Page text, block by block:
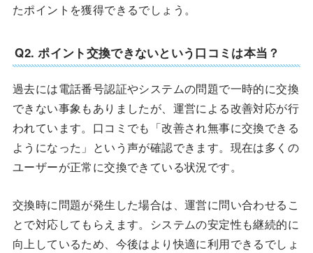
たポイントを獲得できるでしょう。
Q2. ポイント交換できないという口コミは本当？
過去には電話番号認証やシステムの問題で一時的に交換
できない事象もありましたが、運営による改善対応が行
われています。口コミでも「改善され無事に交換できる
ようになった」という声が確認できます。現在は多くの
ユーザーが正常に交換できている状況です。
交換時に問題が発生した場合は、運営に問い合わせるこ
とで対応してもらえます。システムの安定性も継続的に
向上しているため、今後はより快適に利用できるでしょ